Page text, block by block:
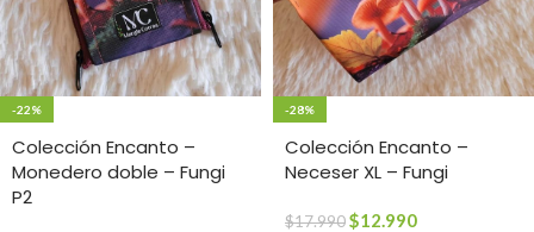
-22%
Colección Encanto –
Monedero doble – Fungi
P2
-28%
Colección Encanto –
Neceser XL – Fungi
$17.990$12.990